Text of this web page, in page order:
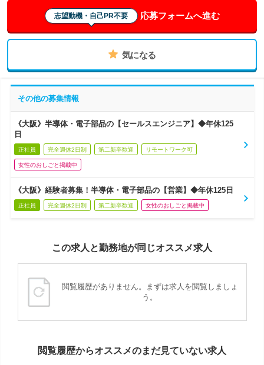
志望動機・自己PR不要 応募フォームへ進む
気になる
その他の募集情報
《大阪》半導体・電子部品の【セールスエンジニア】◆年休125
日
正社員 完全週休2日制 第二新卒歓迎 リモートワーク可
女性のおしごと掲載中
《大阪》経験者募集！半導体・電子部品の【営業】◆年休125日
正社員 完全週休2日制 第二新卒歓迎 女性のおしごと掲載中
この求人と勤務地が同じオススメ求人
閲覧履歴がありません。まずは求人を閲覧しましょ
う。
閲覧履歴からオススメのまだ見ていない求人